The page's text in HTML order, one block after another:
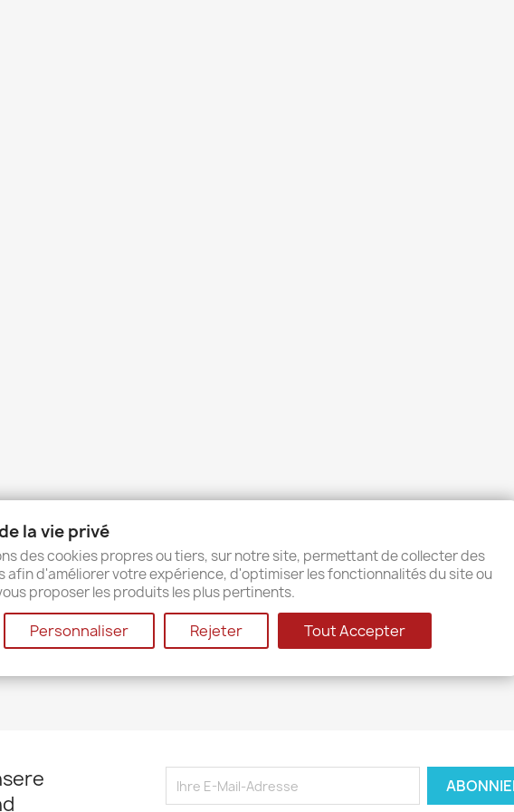
la vie privé
des cookies propres ou tiers, sur notre site, permettant de collecter des
afin d'améliorer votre expérience, d'optimiser les fonctionnalités du site ou
proposer les produits les plus pertinents.
Personnaliser Rejeter Tout Accepter